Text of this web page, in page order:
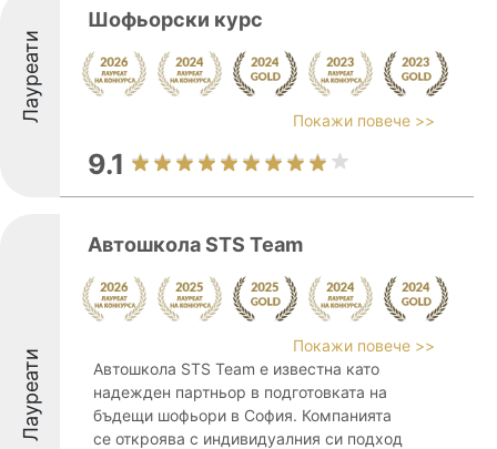
Лауреати
Шофьорски курс
Покажи повече >>
9.1
Лауреати
Автошкола STS Team
Покажи повече >>
Автошкола STS Team е известна като
надежден партньор в подготовката на
бъдещи шофьори в София. Компанията
се откроява с индивидуалния си подход